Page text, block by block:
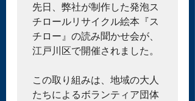
先日、弊社が制作した発泡ス
チロールリサイクル絵本『ス
チロー』の読み聞かせ会が、
江戸川区で開催されました。
この取り組みは、地域の大人
たちによるボランティア団体